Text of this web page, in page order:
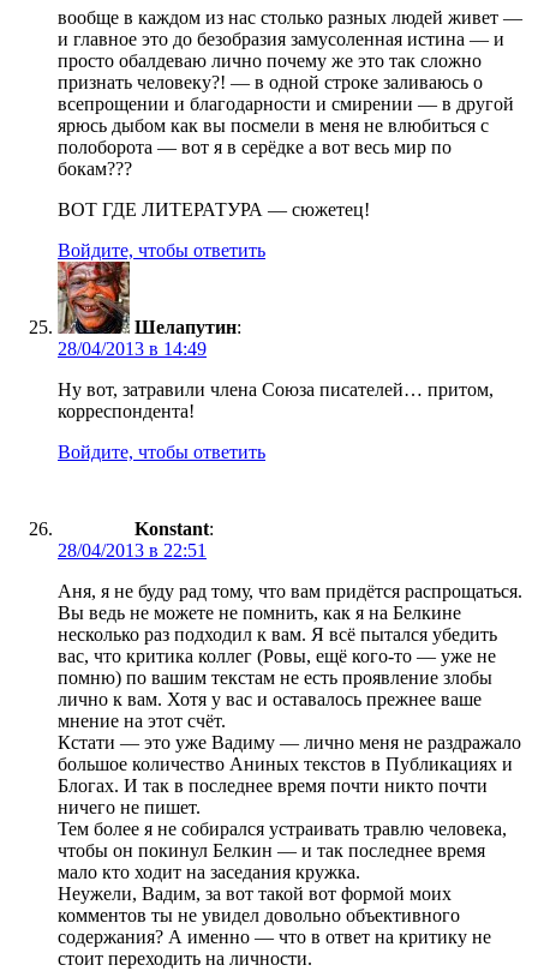
вообще в каждом из нас столько разных людей живет —
и главное это до безобразия замусоленная истина — и
просто обалдеваю лично почему же это так сложно
признать человеку?! — в одной строке заливаюсь о
всепрощении и благодарности и смирении — в другой
ярюсь дыбом как вы посмели в меня не влюбиться с
полоборота — вот я в серёдке а вот весь мир по
бокам???
ВОТ ГДЕ ЛИТЕРАТУРА — сюжетец!
Войдите, чтобы ответить
Шелапутин:
28/04/2013 в 14:49
Ну вот, затравили члена Союза писателей… притом,
корреспондента!
Войдите, чтобы ответить
Konstant:
28/04/2013 в 22:51
Аня, я не буду рад тому, что вам придётся распрощаться.
Вы ведь не можете не помнить, как я на Белкине
несколько раз подходил к вам. Я всё пытался убедить
вас, что критика коллег (Ровы, ещё кого-то — уже не
помню) по вашим текстам не есть проявление злобы
лично к вам. Хотя у вас и оставалось прежнее ваше
мнение на этот счёт.
Кстати — это уже Вадиму — лично меня не раздражало
большое количество Аниных текстов в Публикациях и
Блогах. И так в последнее время почти никто почти
ничего не пишет.
Тем более я не собирался устраивать травлю человека,
чтобы он покинул Белкин — и так последнее время
мало кто ходит на заседания кружка.
Неужели, Вадим, за вот такой вот формой моих
комментов ты не увидел довольно объективного
содержания? А именно — что в ответ на критику не
стоит переходить на личности.